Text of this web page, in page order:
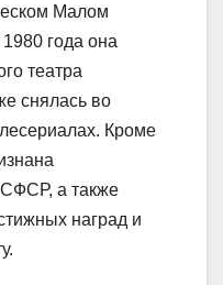
Малом
года она
театра
снялась во
Кроме
а также
наград и